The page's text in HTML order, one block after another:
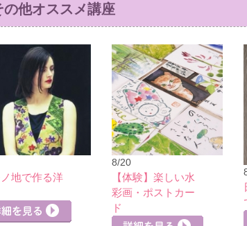
の他オススメ講座
地で作る洋
8/20
【体験】楽しい水
彩画・ポストカー
ド
詳細を見る